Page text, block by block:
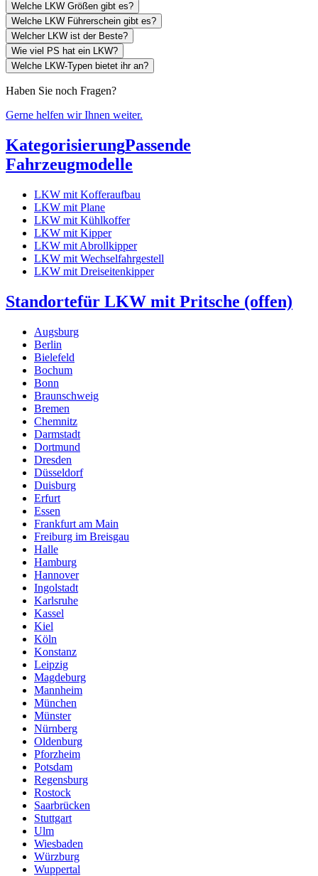
Welche LKW Größen gibt es?
Welche LKW Führerschein gibt es?
Welcher LKW ist der Beste?
Wie viel PS hat ein LKW?
Welche LKW-Typen bietet ihr an?
Haben Sie noch Fragen?
Gerne helfen wir Ihnen weiter.
KategorisierungPassende
Fahrzeugmodelle
LKW mit Kofferaufbau
LKW mit Plane
LKW mit Kühlkoffer
LKW mit Kipper
LKW mit Abrollkipper
LKW mit Wechselfahrgestell
LKW mit Dreiseitenkipper
Standortefür LKW mit Pritsche (offen)
Augsburg
Berlin
Bielefeld
Bochum
Bonn
Braunschweig
Bremen
Chemnitz
Darmstadt
Dortmund
Dresden
Düsseldorf
Duisburg
Erfurt
Essen
Frankfurt am Main
Freiburg im Breisgau
Halle
Hamburg
Hannover
Ingolstadt
Karlsruhe
Kassel
Kiel
Köln
Konstanz
Leipzig
Magdeburg
Mannheim
München
Münster
Nürnberg
Oldenburg
Pforzheim
Potsdam
Regensburg
Rostock
Saarbrücken
Stuttgart
Ulm
Wiesbaden
Würzburg
Wuppertal